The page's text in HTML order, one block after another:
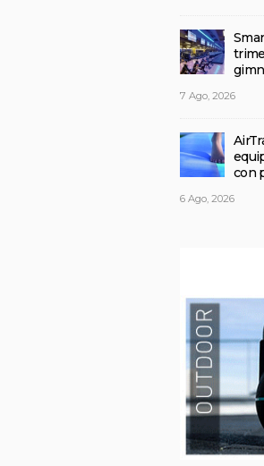
7 Ago, 2026
con
6 Ago, 2026